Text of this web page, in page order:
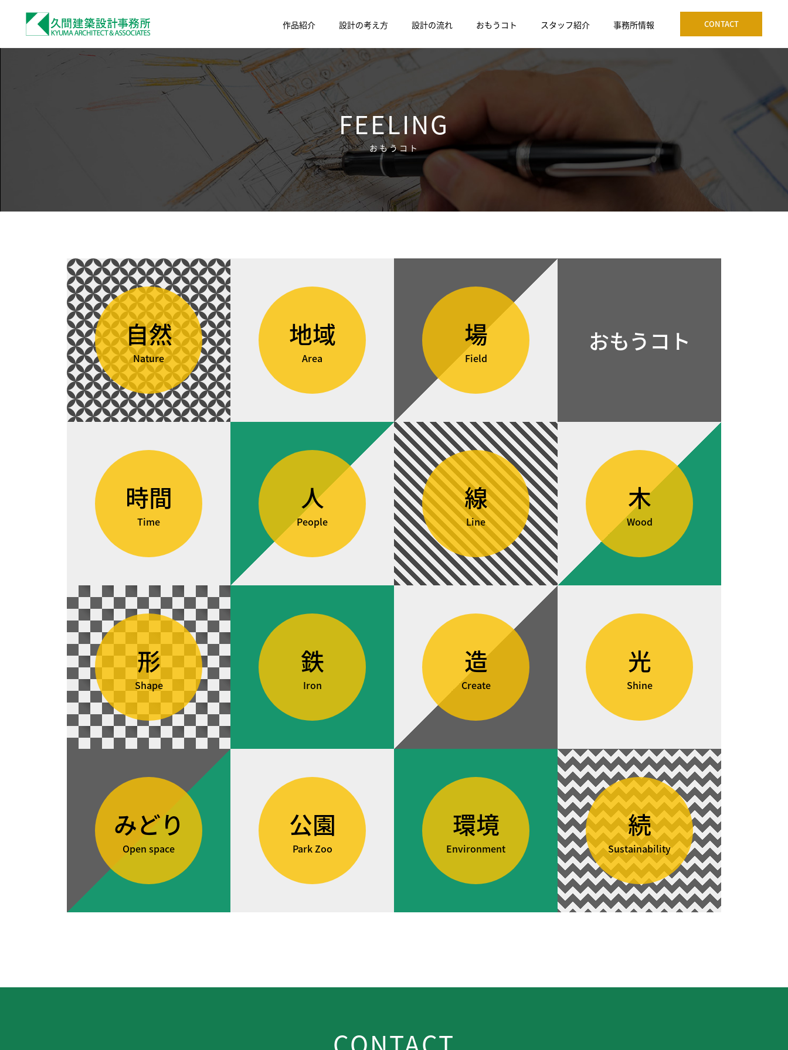
作品紹介 設計の考え方 設計の流れ おもうコト スタッフ紹介 事務所情報 CONTACT
FEELING
おもうコト
自然
Nature
地域
Area
場
Field
おもうコト
時間
Time
人
People
線
Line
木
Wood
形
Shape
鉄
Iron
造
Create
光
Shine
みどり
Open space
公園
Park Zoo
環境
Environment
続
Sustainability